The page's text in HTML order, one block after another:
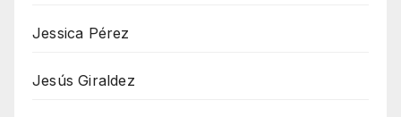
Jessica Pérez
Jesús Giraldez